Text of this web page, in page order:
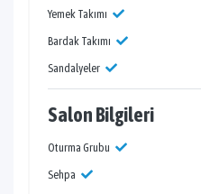
Yemek Takımı
Bardak Takımı
Sandalyeler
Salon Bilgileri
Oturma Grubu
Sehpa